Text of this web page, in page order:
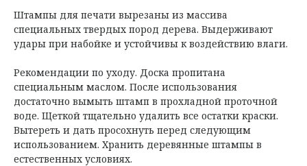
Штампы для печати вырезаны из массива
специальных твердых пород дерева. Выдерживают
удары при набойке и устойчивы к воздействию влаги.
Рекомендации по уходу. Доска пропитана
специальным маслом. После использования
достаточно вымыть штамп в прохладной проточной
воде. Щеткой тщательно удалить все остатки краски.
Вытереть и дать просохнуть перед следующим
использованием. Хранить деревянные штампы в
естественных условиях.